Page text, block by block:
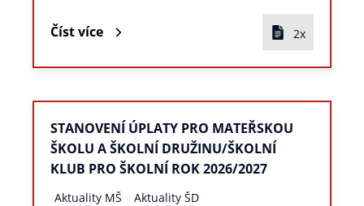
Číst více 2x
STANOVENÍ ÚPLATY PRO MATEŘSKOU
ŠKOLU A ŠKOLNÍ DRUŽINU/ŠKOLNÍ
KLUB PRO ŠKOLNÍ ROK 2026/2027
Aktuality MŠ Aktuality ŠD